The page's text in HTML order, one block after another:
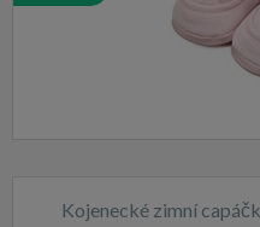
Kojenecké zimní